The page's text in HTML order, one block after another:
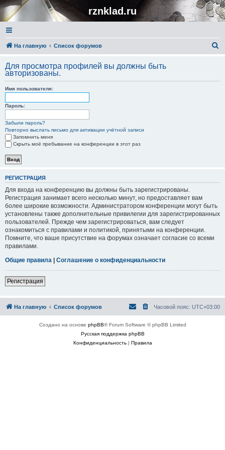
rznklad.ru
На главную Список форумов
с
Для просмотра профилей вы должны быть
авторизованы.
Имя пользователя:
Пароль:
Забыли пароль?
Повторно выслать письмо для активации учётной записи
Запомнить меня
Скрыть моё пребывание на конференции в этот раз
РЕГИСТРАЦИЯ
Для входа на конференцию вы должны быть зарегистрированы.
Регистрация занимает всего несколько минут, но предоставляет вам
более широкие возможности. Администратором конференции могут быть
установлены также дополнительные привилегии для зарегистрированных
пользователей. Прежде чем зарегистрироваться, вам следует
ознакомиться с правилами и политикой, принятыми на конференции.
Помните, что ваше присутствие на форумах означает согласие со всеми
правилами.
Общие правила | Соглашение о конфиденциальности
Регистрация
На главную Список форумов Часовой пояс: UTC+03:00
Создано на основе phpBB® Forum Software © phpBB Limited
Русская поддержка phpBB
Конфиденциальность| Правила